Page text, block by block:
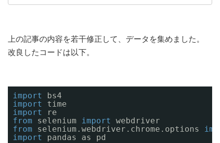
上の記事の内容を若干修正して、データを集めました。
改良したコードは以下。
import
bs4
import
time
import
re
from
selenium import
webdriver
from
selenium.webdriver.chrome.options
import
pandas as pd